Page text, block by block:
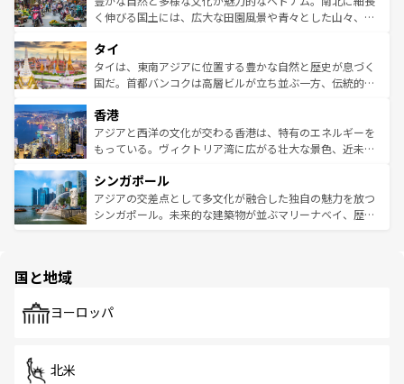
照してほしい。
まで、さまざまな韓国料理が待っている。夜には、韓国な
リティに包まれながら、韓国の多彩な魅力を心ゆくまで味
わってみてほしい。 なお、新着の韓国情報はコンテンツ一
覧を参照してほしい。
く伸びる国土には、広大な田園風景や青々とした山々、世
急速な発展と共に伝統が息づく。ハノイの古い町並みやホ
ーチミン市のフランス統治時代の建物も、独特の雰囲気を
醸し出している。また、バラエティの豊かさとおいしさで
とつ。フォーやバインミー、ベトナムコーヒーなどは、ぜ
ひ現地で味わいたい。どの地域を訪れてもあたたかい人々
が旅行者を迎えてくれるので、きっと忘れられない旅にな
参照してほしい。
タイ
タイは、東南アジアに位置する豊かな自然と歴史が息づく
国だ。首都バンコクは高層ビルが立ち並ぶ一方、伝統的な
の活気が交差している。北部ではチェンマイなどの山岳地
帯で自然と触れ合い、南部ではプーケットやクラビの美し
いビーチでリゾート気分を楽しむことができる。タイ料理
激する。気候は一年中温暖で、どの季節にも異なる楽しみ
が待っている。親しみやすいタイの人々、仏教を中心とし
た文化、そして多様な観光資源が、訪れる旅人を魅了し続
香港
アジアと西洋の文化が交わる香港は、特有のエネルギーを
もっている。ヴィクトリア湾に広がる壮大な景色、近未来
み、どこを訪れても感動するはず。観光スポットが密集し
ており、効率よく見どころを回れるのも魅力。息をのむよ
うな絶景から文化的な体験まで、香港を存分に楽しみ尽く
シンガポール
アジアの交差点として多文化が融合した独自の魅力を放つ
シンガポール。未来的な建築物が並ぶマリーナベイ、歴史
で、ホーカーズは地元の風情を楽しめる外せないスポット
国と地域
ヨーロッパ
北米